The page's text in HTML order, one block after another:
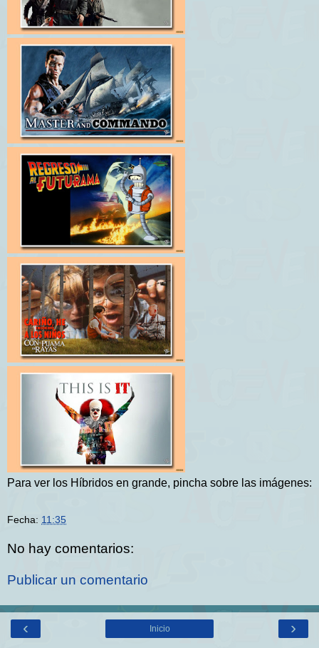
Para ver los Híbridos en grande, pincha sobre las imágenes:
Fecha: 11:35
No hay comentarios:
Publicar un comentario
‹ ›
Inicio